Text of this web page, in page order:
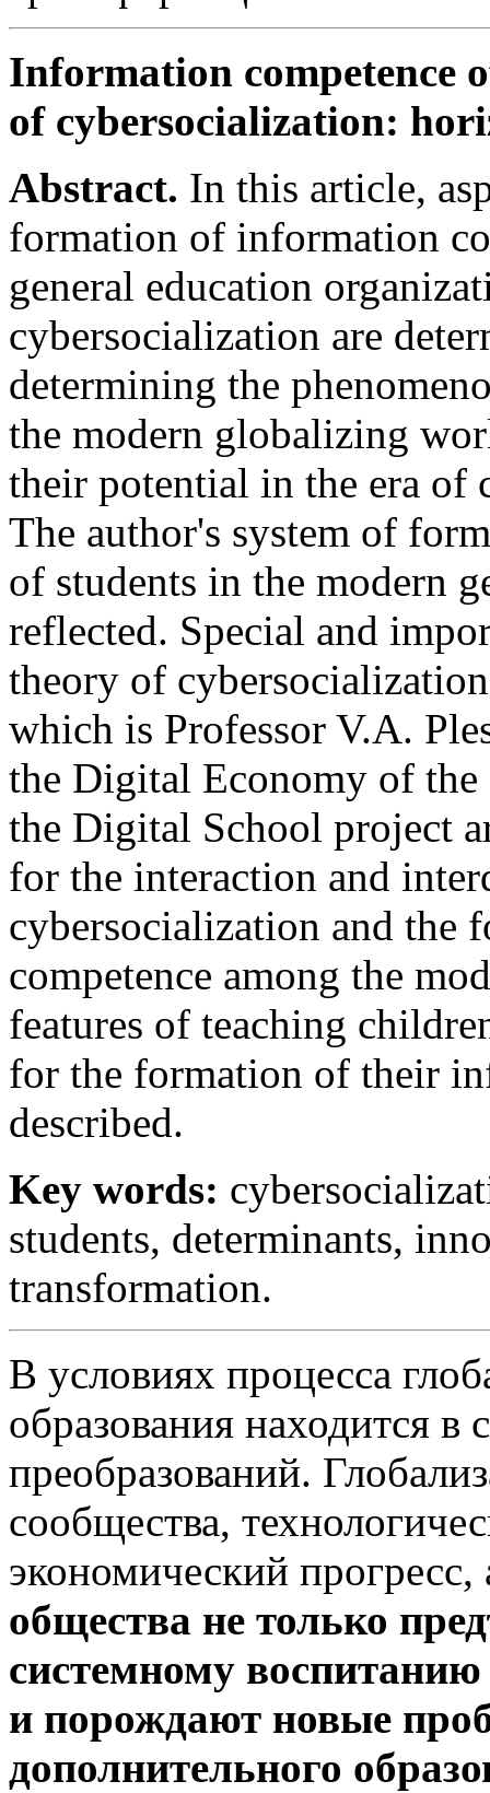
Information competence
of cybersocialization:
Abstract. In this article,
formation of information
general education
cybersocialization are
determining the
the modern globalizing
their potential in the era of
The author's system of
of students in the modern
reflected. Special and
theory of
which is Professor V.A.
the Digital Economy of the
the Digital School project
for the interaction and
cybersocialization and the
competence among the
features of teaching
for the formation of their
described.
Key words:
students, determinants,
transformation.
В условиях процесса
образования находится
преобразований.
сообщества,
экономический
общества не только
системному
и порождают новые
дополнительного